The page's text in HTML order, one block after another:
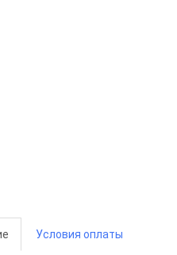
Условия оплаты